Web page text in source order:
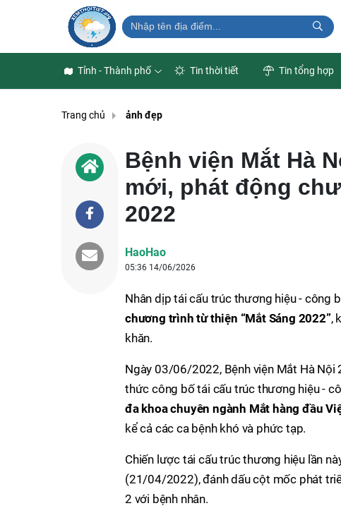
Tỉnh - Thành phố Tin thời tiết Tin tổng hợp
Trang chủ ảnh đẹp
Bệnh viện Mắt Hà
mới, phát động
2022
HaoHao
05:36 14/06/2026
Nhân dịp tái cấu trúc thương hiệu - công
chương trình từ thiện “Mắt Sáng 2022”,
khăn.
Ngày 03/06/2022, Bệnh viện Mắt Hà Nội
thức công bố tái cấu trúc thương hiệu -
đa khoa chuyên ngành Mắt hàng đầu
kể cả các ca bệnh khó và phức tạp.
Chiến lược tái cấu trúc thương hiệu lần
(21/04/2022), đánh dấu cột mốc phát
2 với bệnh nhân.